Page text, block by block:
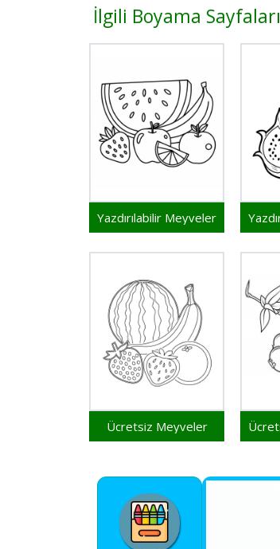
İlgili Boyama Sayfaları
Yazdırılabilir Meyveler
Ücretsiz Meyveler